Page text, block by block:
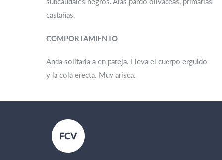
castañas.
COMPORTAMIENTO
Anda solitaria a en pareja. Lleva el cuerpo erguido
y la cola erecta. Muy arisca.